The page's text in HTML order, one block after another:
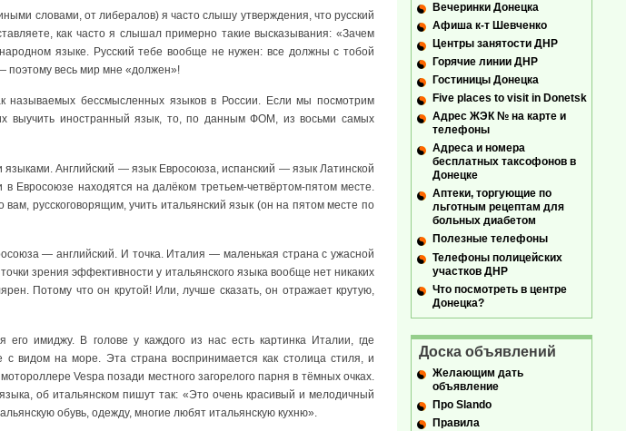
словами, от либералов) я часто слышу утверждения, что русский
как часто я слышал примерно такие высказывания: «Зачем
языке. Русский тебе вообще не нужен: все должны с тобой
поэтому весь мир мне «должен»!
называемых бессмысленных языков в России. Если мы посмотрим
выучить иностранный язык, то, по данным ФОМ, из восьми самых
Английский — язык Евросоюза, испанский — язык Латинской
Евросоюзе находятся на далёком третьем-четвёртом-пятом месте.
русскоговорящим, учить итальянский язык (он на пятом месте по
— английский. И точка. Италия — маленькая страна с ужасной
зрения эффективности у итальянского языка вообще нет никаких
Потому что он крутой! Или, лучше сказать, он отражает крутую,
его имиджу. В голове у каждого из нас есть картинка Италии, где
видом на море. Эта страна воспринимается как столица стиля, и
Vespa позади местного загорелого парня в тёмных очках.
об итальянском пишут так: «Это очень красивый и мелодичный
обувь, одежду, многие любят итальянскую кухню».
Вечеринки Донецка
Афиша к-т Шевченко
Центры занятости ДНР
Горячие линии ДНР
Гостиницы Донецка
Five places to visit in Donetsk
Адрес ЖЭК № на карте и
телефоны
Адреса и номера
бесплатных таксофонов в
Донецке
Аптеки, торгующие по
льготным рецептам для
больных диабетом
Полезные телефоны
Телефоны полицейских
участков ДНР
Что посмотреть в центре
Донецка?
Доска объявлений
Желающим дать
объявление
Про Slando
Правила